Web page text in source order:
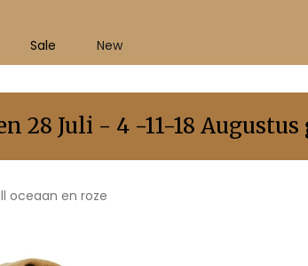
Sale New
28 Juli - 4 -11-18
oceaan en roze